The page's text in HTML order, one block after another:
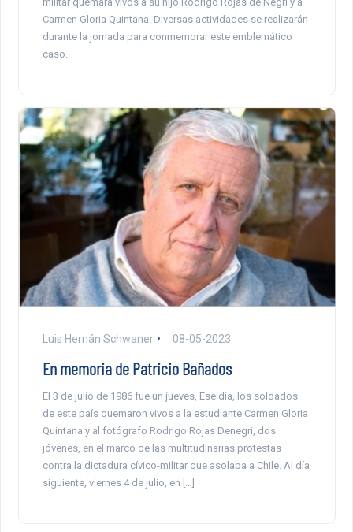
Carmen Gloria Quintana. Diversas actividades se realizarán
durante la jornada para conmemorar este emblemático
caso.
Luis Hernán Schwaner 08-05-2023
En memoria de Patricio Bañados
El 3 de julio de 1986 fue un jueves, Ese día, los soldados
de este país quemaron vivos a la estudiante Carmen Gloria
Quintana y al fotógrafo Rodrigo Rojas Denegri, dos
jóvenes, en el marco de las multitudinarias protestas
contra la dictadura cívico-militar que asolaba a Chile. Al día
siguiente, viernes 4 de julio, en […]